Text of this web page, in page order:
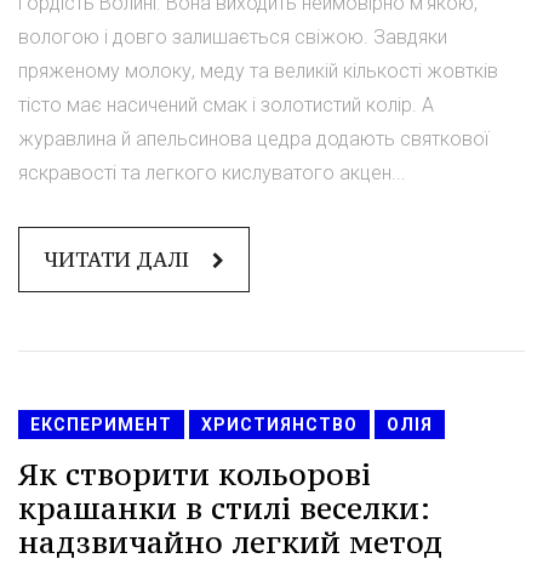
вологою і довго залишається свіжою. Завдяки
пряженому молоку, меду та великій кількості жовтків
тісто має насичений смак і золотистий колір. А
журавлина й апельсинова цедра додають святкової
яскравості та легкого кислуватого акцен...
ЧИТАТИ ДАЛІ
ЕКСПЕРИМЕНТ ХРИСТИЯНСТВО ОЛІЯ
Як створити кольорові
крашанки в стилі веселки:
надзвичайно легкий метод